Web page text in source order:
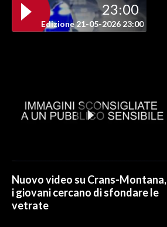
INFO AZIENDE
ABBONATI
SPIAGGE
STORE
23:00
Edizione 21-05-2026 23:00
Nuovo video su Crans-Montana,
i giovani cercano di sfondare le
vetrate